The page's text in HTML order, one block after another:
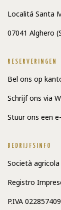
Localitá Santa
07041 Alghero
RESERVERINGEN
Bel ons op
Schrijf ons via
Stuur ons een
BEDRIJFSINFO
Società
Registro
P.IVA